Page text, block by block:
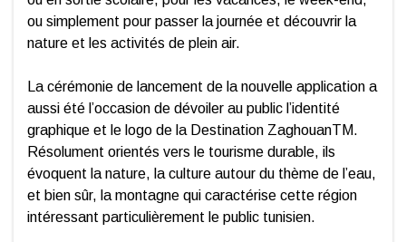
ou simplement pour passer la journée et découvrir la
nature et les activités de plein air.
La cérémonie de lancement de la nouvelle application a
aussi été l’occasion de dévoiler au public l’identité
graphique et le logo de la Destination ZaghouanTM.
Résolument orientés vers le tourisme durable, ils
évoquent la nature, la culture autour du thème de l’eau,
et bien sûr, la montagne qui caractérise cette région
intéressant particulièrement le public tunisien.